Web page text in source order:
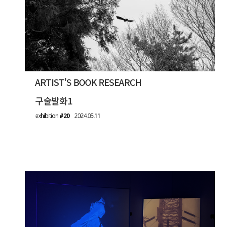
ARTIST'S BOOK RESEARCH
구술발화1
exhibition#202024.05.11